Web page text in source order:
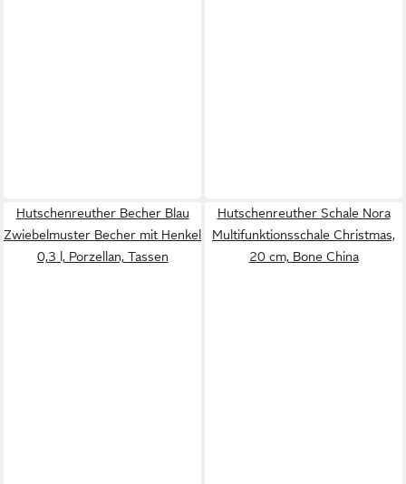
Hutschenreuther Becher Blau
Zwiebelmuster Becher mit Henkel
0,3 l, Porzellan, Tassen
Hutschenreuther Schale Nora
Multifunktionsschale Christmas,
20 cm, Bone China